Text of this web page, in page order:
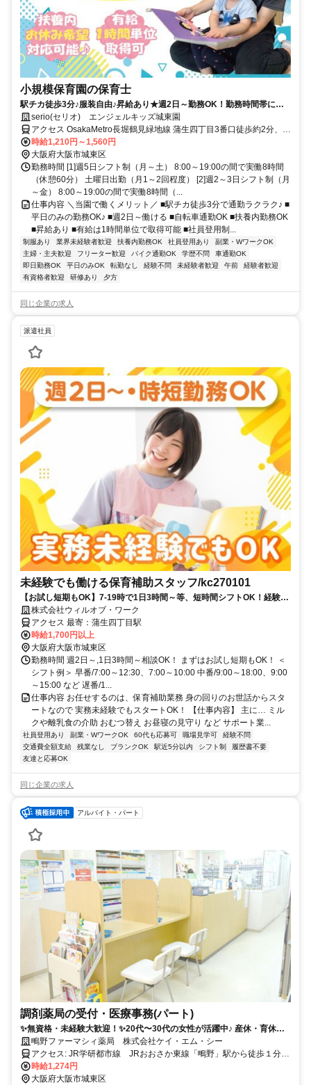
小規模保育園の保育士
駅チカ徒歩3分♪服装自由♪昇給あり★週2日～勤務OK！勤務時間帯によ
っては時給1560円～！社員登用あり♪
serio(セリオ) エンジェルキッズ城東園
アクセス OsakaMetro長堀鶴見緑地線 蒲生四丁目3番口徒歩約2分、
OsakaMetro今里筋線 蒲生四丁目3番口徒歩約2分、OsakaMetro今里
筋線 鴫野3番口徒歩約11分 車通勤可（駐車場代自己負担）※規定あ
り 自転車通勤OK（駐輪場あり）
時給1,210円～1,560円
大阪府大阪市城東区
勤務時間 [1]週5日シフト制（月～土） 8:00～19:00の間で実働8時間
（休憩60分） 土曜日出勤（月1～2回程度） [2]週2～3日シフト制（月
～金） 8:00～19:00の間で実働8時間（...
仕事内容 ＼当園で働くメリット／ ■駅チカ徒歩3分で通勤ラクラク♪ ■
平日のみの勤務OK♪ ■週2日～働ける ■自転車通勤OK ■扶養内勤務OK
■昇給あり ■有給は1時間単位で取得可能 ■社員登用制...
制服あり 業界未経験者歓迎 扶養内勤務OK 社員登用あり
副業・WワークOK
主婦・主夫歓迎
フリーター歓迎 バイク通勤OK 学歴不問
車通勤OK
即日勤務OK
平日のみOK 転勤なし 経験不問 未経験者歓迎 午前
経験者歓迎
有資格者歓迎
研修あり 夕方
同じ企業の求人
派遣社員
未経験でも働ける保育補助スタッフ/kc270101
【お試し短期もOK】7-19時で1日3時間～等、短時間シフトOK！経験な
くても高時給でスタート可能！
株式会社ウィルオブ・ワーク
アクセス 最寄：蒲生四丁目駅
時給1,700円以上
大阪府大阪市城東区
勤務時間 週2日～,1日3時間～相談OK！ まずはお試し短期もOK！ ＜
シフト例＞ 早番/7:00～12:30、7:00～10:00 中番/9:00～18:00、9:00
～15:00 など 遅番/1...
仕事内容 お任せするのは、保育補助業務 身の回りのお世話からスタ
ートなので 実務未経験でもスタートOK！ 【仕事内容】 主に… ミル
クや離乳食の介助 おむつ替え お昼寝の見守り など サポート業...
社員登用あり 副業・WワークOK 60代も応募可 職場見学可
経験不問
交通費全額支給
残業なし ブランクOK 駅近5分以内 シフト制
履歴書不要
友達と応募OK
同じ企業の求人
アルバイト・パート
調剤薬局の受付・医療事務(パート)
✨無資格・未経験大歓迎！✨20代〜30代の女性が活躍中♪ 産休・育休が
取りやすい職場環境！
鴫野ファーマシィ薬局 株式会社ケイ・エム・シー
アクセス: JR学研都市線 JRおおさか東線「鴫野」駅から徒歩１分
大阪メトロ今里筋線「鴫野」駅から徒歩１分
時給1,274円
大阪府大阪市城東区